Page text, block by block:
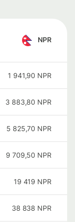
NPR
1 941,90 NPR
3 883,80 NPR
5 825,70 NPR
9 709,50 NPR
19 419 NPR
38 838 NPR